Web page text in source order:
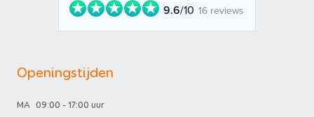
9.6/10 16 reviews
Openingstijden
MA 09:00 - 17:00 uur